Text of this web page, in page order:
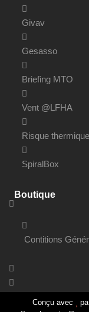
Givav
Gesasso
Briefing MTO
Vent @LFHA
Risque thermique
SpiralBox
Boutique
Contitions
Conçu avec